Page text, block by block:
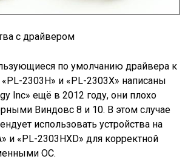
с драйвером
по умолчанию драйвера к
2303H» и «PL-2303X» написаны
Inc» ещё в 2012 году, они плохо
Виндовс 8 и 10. В этом случае
использовать устройства на
» и «PL-2303HXD» для корректной
ОС.